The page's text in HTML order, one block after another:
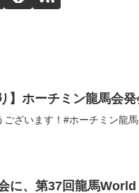
】ホーチミン龍馬会
ざいます！#ホーチミン龍
に、第37回龍馬